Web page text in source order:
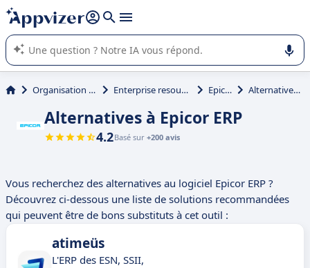
répondre (plusieurs lignes avec
L'IA de Appvizer vous guide dans l'utilisation ou la sélection de
logiciel SaaS en entreprise.
Organisation et planification Enterprise resource planning (ERP) Epicor ERP Alternatives à Epicor ERP
Alternatives à Epicor ERP
4.2Basé sur +200 avis
Vous recherchez des alternatives au logiciel Epicor ERP ?
Découvrez ci-dessous une liste de solutions recommandées
qui peuvent être de bons substituts à cet outil :
atimeüs
L'ERP des ESN, SSII,